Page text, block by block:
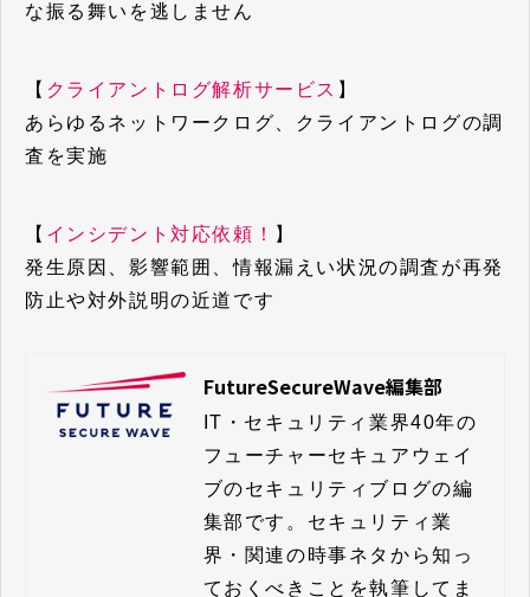
な振る舞いを逃しません
【 クライアントログ解析サービス 】
あらゆるネットワークログ、クライアントログの調
査を実施
【 インシデント対応依頼！
】
発生原因、影響範囲、情報漏えい状況の調査が再発
防止や対外説明の近道です
FutureSecureWave編集部
IT・セキュリティ業界40年の
フューチャーセキュアウェイ
ブのセキュリティブログの編
集部です。セキュリティ業
界・関連の時事ネタから知っ
ておくべきことを執筆してま